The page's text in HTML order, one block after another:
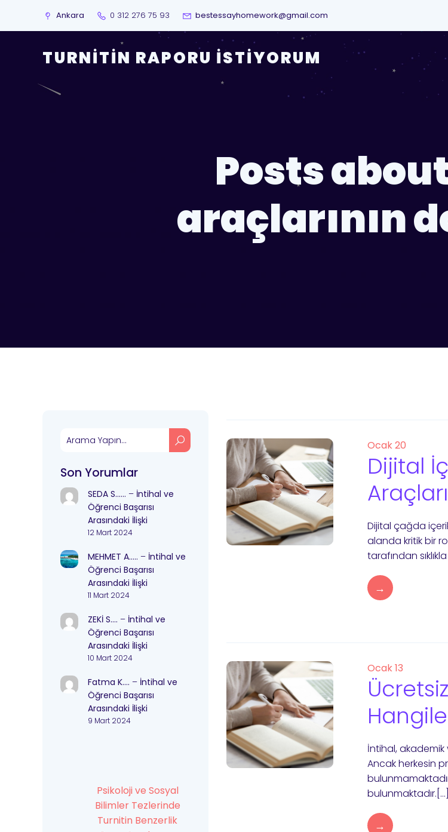
Ankara 0 312 276 75 93 bestessayhomework@gmail.com
TURNITIN RAPORU İSTIYORUM
Posts
araçlarının
Son Yorumlar
SEDA S…… – İntihal ve
Öğrenci Başarısı
Arasındaki İlişki
12 Mart 2024
MEHMET A….. – İntihal ve
Öğrenci Başarısı
Arasındaki İlişki
11 Mart 2024
ZEKİ S…. – İntihal ve
Öğrenci Başarısı
Arasındaki İlişki
10 Mart 2024
Fatma K…. – İntihal ve
Öğrenci Başarısı
Arasındaki İlişki
9 Mart 2024
Psikoloji ve Sosyal
Bilimler Tezlerinde
Turnitin Benzerlik
Ocak 20
Dijital
Araçları
Dijital çağda
alanda kritik bir
tarafından
→
Ocak 13
İntihal, akademik
Ancak herkesin
bulunmaktadır.[…]
→